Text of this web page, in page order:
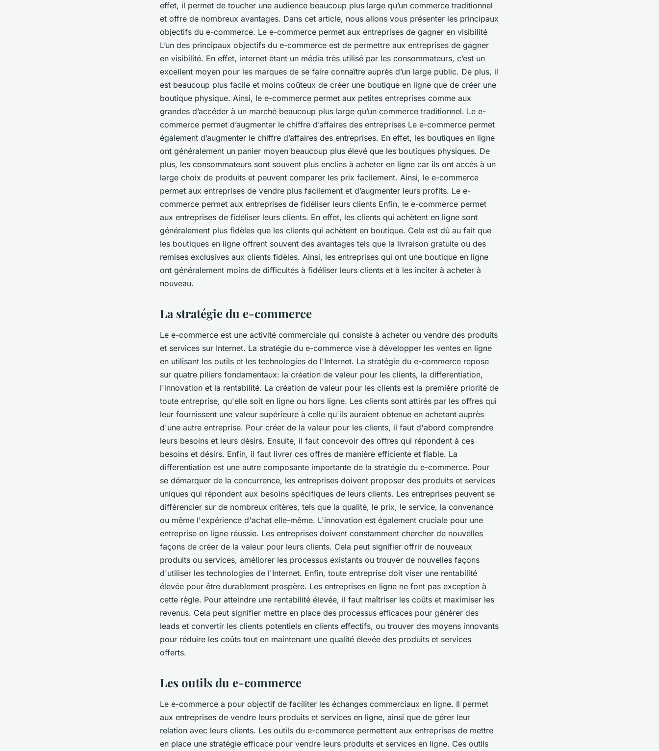
effet, il permet de toucher une audience beaucoup plus large qu’un commerce traditionnel
et offre de nombreux avantages. Dans cet article, nous allons vous présenter les principaux
objectifs du e-commerce. Le e-commerce permet aux entreprises de gagner en visibilité
L’un des principaux objectifs du e-commerce est de permettre aux entreprises de gagner
en visibilité. En effet, internet étant un média très utilisé par les consommateurs, c’est un
excellent moyen pour les marques de se faire connaître auprès d’un large public. De plus, il
est beaucoup plus facile et moins coûteux de créer une boutique en ligne que de créer une
boutique physique. Ainsi, le e-commerce permet aux petites entreprises comme aux
grandes d’accéder à un marché beaucoup plus large qu’un commerce traditionnel. Le e-
commerce permet d’augmenter le chiffre d’affaires des entreprises Le e-commerce permet
également d’augmenter le chiffre d’affaires des entreprises. En effet, les boutiques en ligne
ont généralement un panier moyen beaucoup plus élevé que les boutiques physiques. De
plus, les consommateurs sont souvent plus enclins à acheter en ligne car ils ont accès à un
large choix de produits et peuvent comparer les prix facilement. Ainsi, le e-commerce
permet aux entreprises de vendre plus facilement et d’augmenter leurs profits. Le e-
commerce permet aux entreprises de fidéliser leurs clients Enfin, le e-commerce permet
aux entreprises de fidéliser leurs clients. En effet, les clients qui achètent en ligne sont
généralement plus fidèles que les clients qui achètent en boutique. Cela est dû au fait que
les boutiques en ligne offrent souvent des avantages tels que la livraison gratuite ou des
remises exclusives aux clients fidèles. Ainsi, les entreprises qui ont une boutique en ligne
ont généralement moins de difficultés à fidéliser leurs clients et à les inciter à acheter à
nouveau.
La stratégie du e-commerce
Le e-commerce est une activité commerciale qui consiste à acheter ou vendre des produits
et services sur Internet. La stratégie du e-commerce vise à développer les ventes en ligne
en utilisant les outils et les technologies de l'Internet. La stratégie du e-commerce repose
sur quatre piliers fondamentaux: la création de valeur pour les clients, la differentiation,
l'innovation et la rentabilité. La création de valeur pour les clients est la première priorité de
toute entreprise, qu'elle soit en ligne ou hors ligne. Les clients sont attirés par les offres qui
leur fournissent une valeur supérieure à celle qu'ils auraient obtenue en achetant auprès
d'une autre entreprise. Pour créer de la valeur pour les clients, il faut d'abord comprendre
leurs besoins et leurs désirs. Ensuite, il faut concevoir des offres qui répondent à ces
besoins et désirs. Enfin, il faut livrer ces offres de manière efficiente et fiable. La
differentiation est une autre composante importante de la stratégie du e-commerce. Pour
se démarquer de la concurrence, les entreprises doivent proposer des produits et services
uniques qui répondent aux besoins spécifiques de leurs clients. Les entreprises peuvent se
différencier sur de nombreux critères, tels que la qualité, le prix, le service, la convenance
ou même l'expérience d'achat elle-même. L'innovation est également cruciale pour une
entreprise en ligne réussie. Les entreprises doivent constamment chercher de nouvelles
façons de créer de la valeur pour leurs clients. Cela peut signifier offrir de nouveaux
produits ou services, améliorer les processus existants ou trouver de nouvelles façons
d'utiliser les technologies de l'Internet. Enfin, toute entreprise doit viser une rentabilité
élevée pour être durablement prospère. Les entreprises en ligne ne font pas exception à
cette règle. Pour atteindre une rentabilité élevée, il faut maîtriser les coûts et maximiser les
revenus. Cela peut signifier mettre en place des processus efficaces pour générer des
leads et convertir les clients potentiels en clients effectifs, ou trouver des moyens innovants
pour réduire les coûts tout en maintenant une qualité élevée des produits et services
offerts.
Les outils du e-commerce
Le e-commerce a pour objectif de faciliter les échanges commerciaux en ligne. Il permet
aux entreprises de vendre leurs produits et services en ligne, ainsi que de gérer leur
relation avec leurs clients. Les outils du e-commerce permettent aux entreprises de mettre
en place une stratégie efficace pour vendre leurs produits et services en ligne. Ces outils